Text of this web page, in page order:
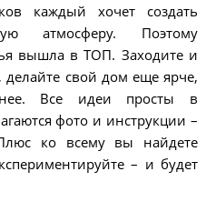
каждый хочет создать
атмосферу. Поэтому
вышла в ТОП. Заходите и
свой дом еще ярче,
Все идеи просты в
фото и инструкции –
ко всему вы найдете
– и будет